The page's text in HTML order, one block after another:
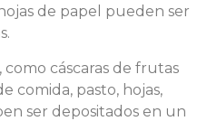
de papel pueden ser
como cáscaras de frutas
comida, pasto, hojas,
ser depositados en un